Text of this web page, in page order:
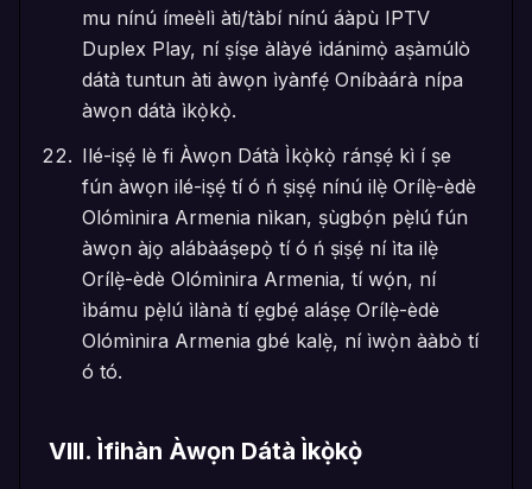
mu nínú ímeèlì àti/tàbí nínú áàpù IPTV
Duplex Play, ní ṣíṣe àlàyé ìdánimọ̀ aṣàmúlò
dátà tuntun àti àwọn ìyànfẹ́ Oníbàárà nípa
àwọn dátà ìkọ̀kọ̀.
Ilé-iṣẹ́ lè fi Àwọn Dátà Ìkọ̀kọ̀ ránṣẹ́ kì í ṣe
fún àwọn ilé-iṣẹ́ tí ó ń ṣiṣẹ́ nínú ilẹ̀ Orílẹ̀-èdè
Olómìnira Armenia nìkan, ṣùgbọ́n pẹ̀lú fún
àwọn àjọ alábàáṣepọ̀ tí ó ń ṣiṣẹ́ ní ìta ilẹ̀
Orílẹ̀-èdè Olómìnira Armenia, tí wọ́n, ní
ìbámu pẹ̀lú ìlànà tí ẹgbẹ́ aláṣẹ Orílẹ̀-èdè
Olómìnira Armenia gbé kalẹ̀, ní ìwọ̀n ààbò tí
ó tó.
VIII. Ìfihàn Àwọn Dátà Ìkọ̀kọ̀